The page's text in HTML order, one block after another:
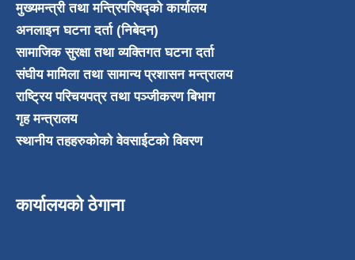
मुख्यमन्त्री तथा मन्त्रिपरिषद्को कार्यालय
अनलाइन घटना दर्ता (निबेदन)
सामाजिक सुरक्षा तथा व्यक्तिगत घटना दर्ता
संघीय मामिला तथा सामान्य प्रशासन मन्त्रालय
राष्ट्रिय परिचयपत्र तथा पञ्जीकरण बिभाग
गृह मन्त्रालय
स्थानीय तहहरुकोको वेवसाईटको विवरण
कार्यालयको ठेगाना